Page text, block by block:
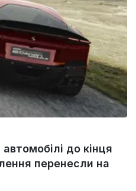
до кінця
перенесли на